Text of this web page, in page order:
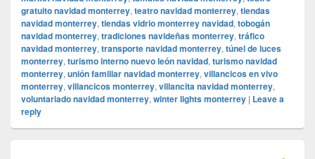
gratuito navidad monterrey, teatro navidad monterrey, tiendas
navidad monterrey, tiendas vidrio monterrey navidad, tobogán
navidad monterrey, tradiciones navideñas monterrey, tráfico
navidad monterrey, transporte navidad monterrey, túnel de luces
monterrey, turismo interno nuevo león navidad, turismo navidad
monterrey, unión familiar navidad monterrey, villancicos en vivo
monterrey, villancicos monterrey, villancita navidad monterrey,
voluntariado navidad monterrey, winter lights monterrey | Leave a
reply